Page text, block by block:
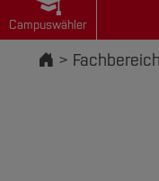
Campuswähler
Startseite